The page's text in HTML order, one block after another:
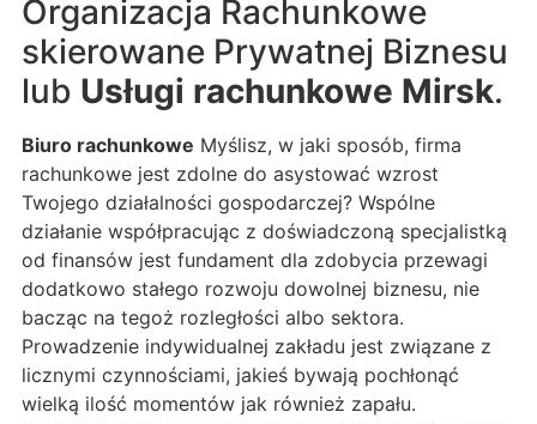
Organizacja Rachunkowe
skierowane Prywatnej Biznesu
lub Usługi rachunkowe Mirsk.
Biuro rachunkowe Myślisz, w jaki sposób, firma
rachunkowe jest zdolne do asystować wzrost
Twojego działalności gospodarczej? Wspólne
działanie współpracując z doświadczoną specjalistką
od finansów jest fundament dla zdobycia przewagi
dodatkowo stałego rozwoju dowolnej biznesu, nie
bacząc na tegoż rozległości albo sektora.
Prowadzenie indywidualnej zakładu jest związane z
licznymi czynnościami, jakieś bywają pochłonąć
wielką ilość momentów jak również zapału.